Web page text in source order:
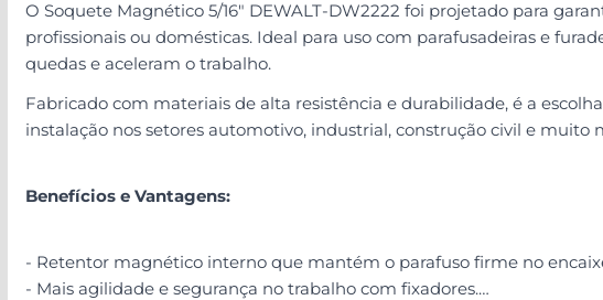
O Soquete Magnético 5/16" DEWALT-DW2222 foi projetado para
profissionais ou domésticas. Ideal para uso com parafusadeiras e
quedas e aceleram o trabalho.
Fabricado com materiais de alta resistência e durabilidade, é a
instalação nos setores automotivo, industrial, construção civil e muito
Benefícios e Vantagens:
- Retentor magnético interno que mantém o parafuso firme no
- Mais agilidade e segurança no trabalho com fixadores.